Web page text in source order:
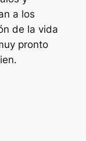
a los
de la vida
pronto